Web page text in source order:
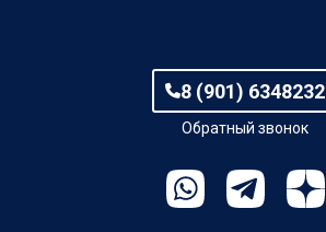
8 (901) 6348232
Обратный звонок